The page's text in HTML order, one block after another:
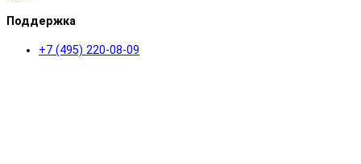
Поддержка
+7 (495) 220-08-09